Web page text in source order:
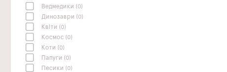
Ведмедики (0)
Динозаври (0)
Квіти (0)
Космос (0)
Коти (0)
Папуги (0)
Песики (0)